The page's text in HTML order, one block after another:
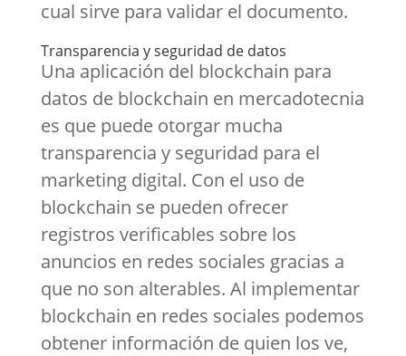
cual sirve para validar el documento.
Transparencia y seguridad de datos
Una aplicación del blockchain para
datos de blockchain en mercadotecnia
es que puede otorgar mucha
transparencia y seguridad para el
marketing digital. Con el uso de
blockchain se pueden ofrecer
registros verificables sobre los
anuncios en redes sociales gracias a
que no son alterables. Al implementar
blockchain en redes sociales podemos
obtener información de quien los ve,